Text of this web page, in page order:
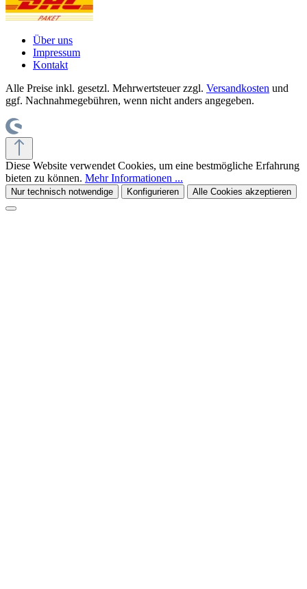
Über uns
Impressum
Kontakt
Alle Preise inkl. gesetzl. Mehrwertsteuer zzgl. Versandkosten und
ggf. Nachnahmegebühren, wenn nicht anders angegeben.
Diese Website verwendet Cookies, um eine bestmögliche Erfahrung
bieten zu können. Mehr Informationen ...
Nur technisch notwendige Konfigurieren Alle Cookies akzeptieren